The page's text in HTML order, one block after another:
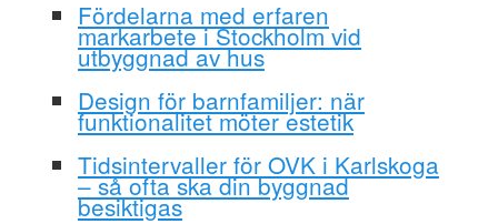
Fördelarna med erfaren
markarbete i Stockholm vid
utbyggnad av hus
Design för barnfamiljer: när
funktionalitet möter estetik
Tidsintervaller för OVK i Karlskoga
– så ofta ska din byggnad
besiktigas